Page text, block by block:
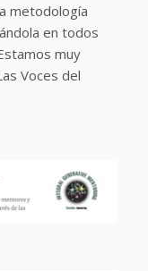
metodología
en todos
muy
Voces del